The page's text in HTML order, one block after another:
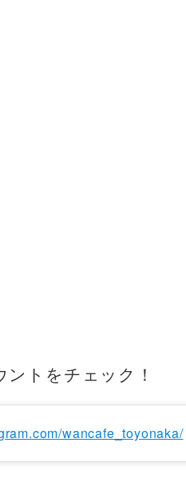
トをチェック！
wancafe_toyonaka/